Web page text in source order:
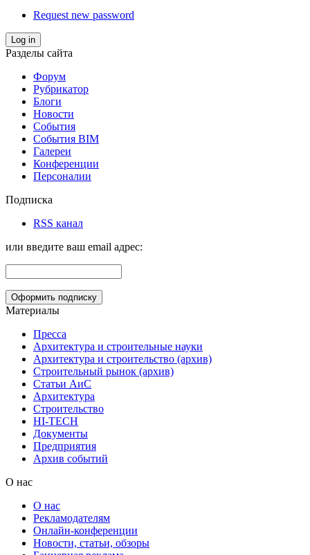
Request new password
Log in
Разделы сайта
Форум
Рубрикатор
Блоги
Новости
События
События BIM
Галереи
Конференции
Персоналии
Подписка
RSS канал
или введите ваш email адрес:
Материалы
Пресса
Архитектура и строительные науки
Архитектура и строительство (архив)
Строительный рынок (архив)
Статьи АиС
Архитектура
Строительство
HI-TECH
Документы
Предприятия
Архив событий
О нас
О нас
Рекламодателям
Онлайн-конференции
Новости, статьи, обзоры